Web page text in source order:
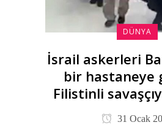
DÜNYA
İsrail askerleri
bir hastaneye
Filistinli
31 Ocak